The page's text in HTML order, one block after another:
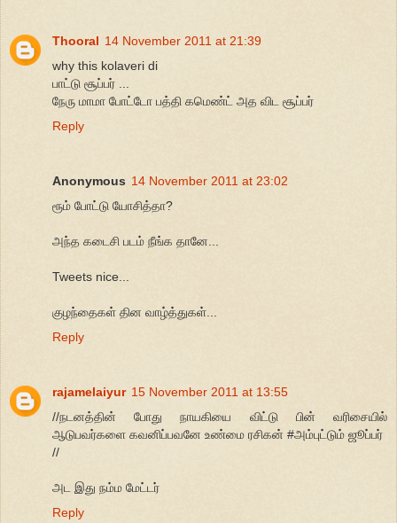
Thooral 14 November 2011 at 21:39
why this kolaveri di
பாட்டு சூப்பர் ...
நேரு மாமா போட்டோ பத்தி கமெண்ட் அத விட சூப்பர்
Reply
Anonymous 14 November 2011 at 23:02
ரூம் போட்டு யோசித்தா?
அந்த கடைசி படம் நீங்க தானே...
Tweets nice...
குழந்தைகள் தின வாழ்த்துகள்...
Reply
rajamelaiyur 15 November 2011 at 13:55
//நடனத்தின் போது நாயகியை விட்டு பின் வரிசையில்
ஆடுபவர்களை கவனிப்பவனே உண்மை ரசிகன் #அம்புட்டும் ஜூப்பர்
//
அட இது நம்ம மேட்டர்
Reply